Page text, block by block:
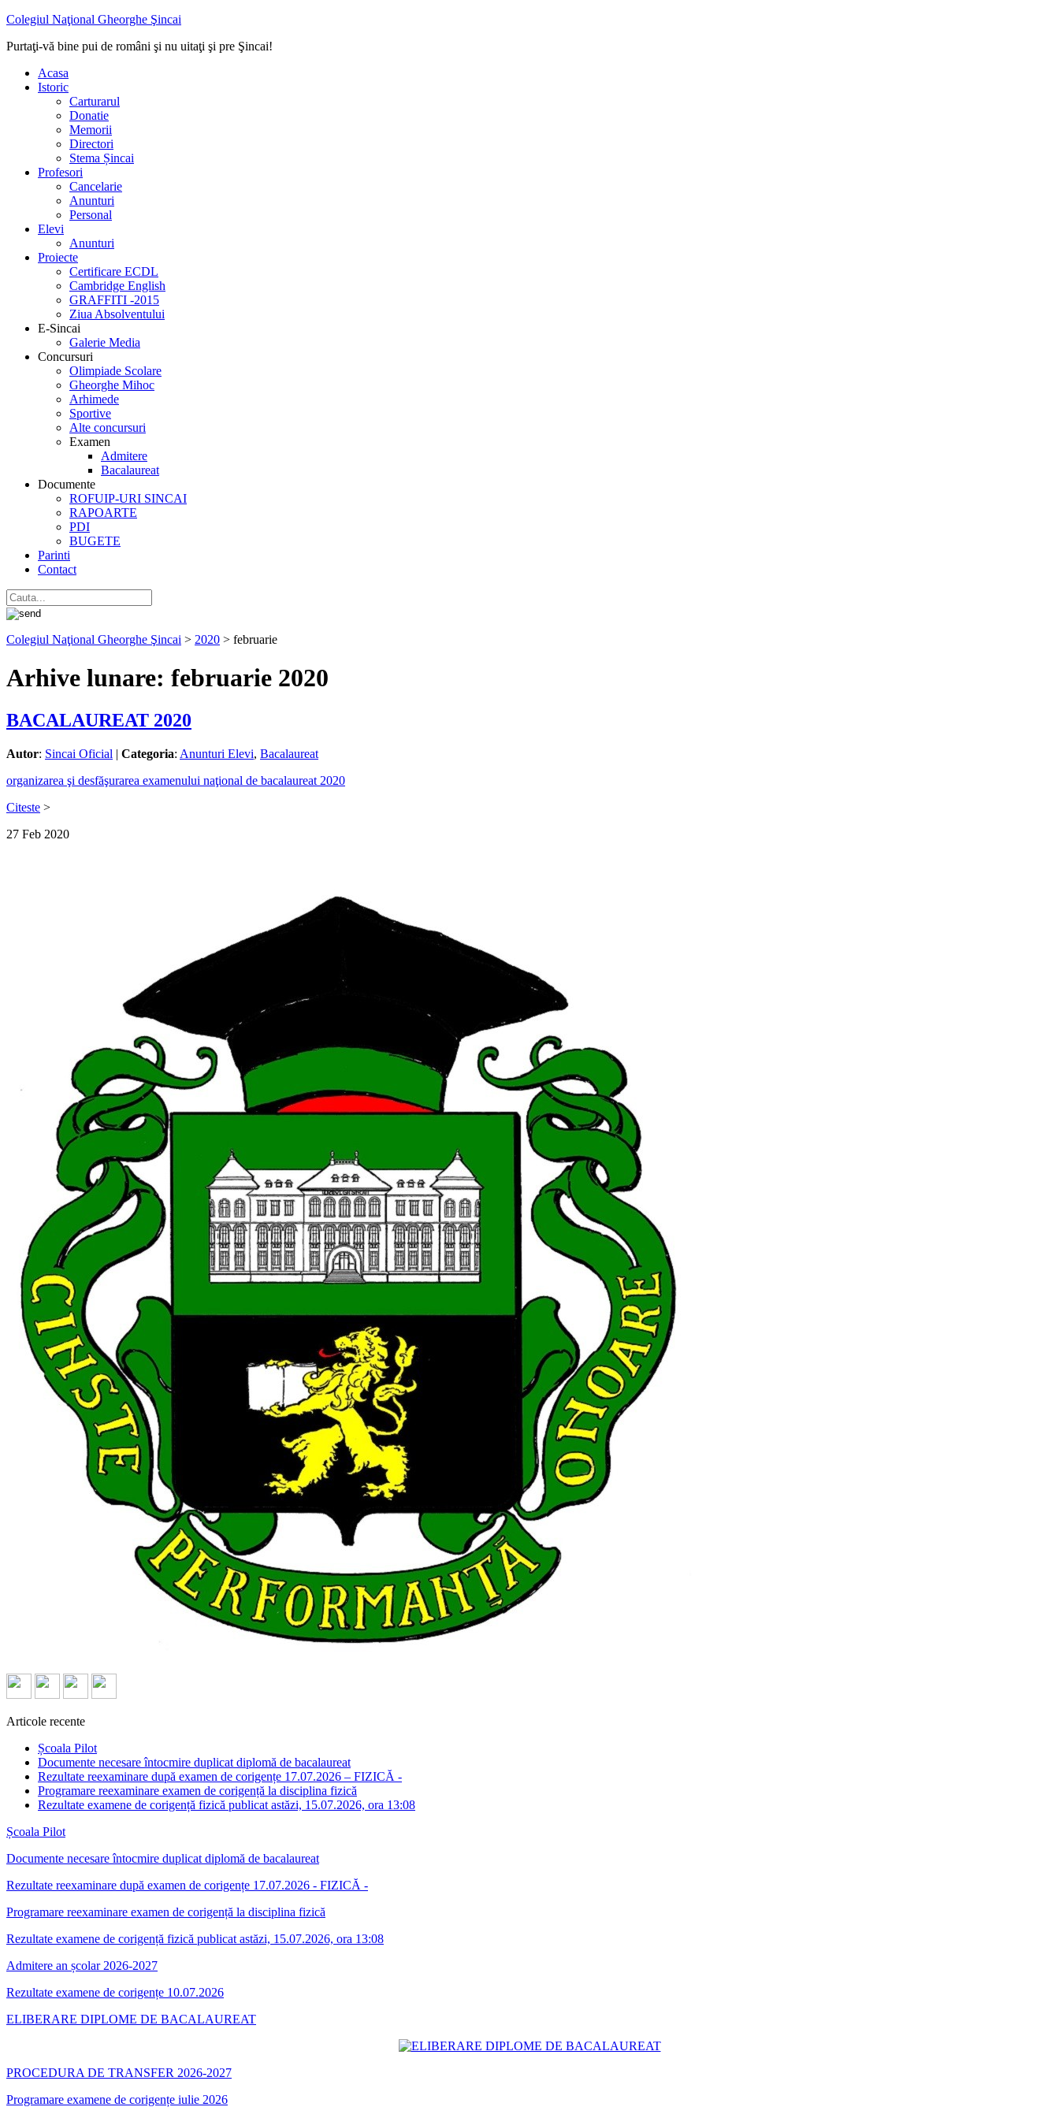
Colegiul Naţional Gheorghe Şincai
Purtaţi-vă bine pui de români şi nu uitaţi şi pre Şincai!
Acasa
Istoric
Carturarul
Donatie
Memorii
Directori
Stema Șincai
Profesori
Cancelarie
Anunturi
Personal
Elevi
Anunturi
Proiecte
Certificare ECDL
Cambridge English
GRAFFITI -2015
Ziua Absolventului
E-Sincai
Galerie Media
Concursuri
Olimpiade Scolare
Gheorghe Mihoc
Arhimede
Sportive
Alte concursuri
Examen
Admitere
Bacalaureat
Documente
ROFUIP-URI SINCAI
RAPOARTE
PDI
BUGETE
Parinti
Contact
Colegiul Naţional Gheorghe Şincai > 2020 > februarie
Arhive lunare: februarie 2020
BACALAUREAT 2020
Autor: Sincai Oficial | Categoria: Anunturi Elevi, Bacalaureat
organizarea şi desfăşurarea examenului naţional de bacalaureat 2020
Citeste >
27 Feb 2020
Articole recente
Școala Pilot
Documente necesare întocmire duplicat diplomă de bacalaureat
Rezultate reexaminare după examen de corigențe 17.07.2026 – FIZICĂ -
Programare reexaminare examen de corigență la disciplina fizică
Rezultate examene de corigență fizică publicat astăzi, 15.07.2026, ora 13:08
Școala Pilot
Documente necesare întocmire duplicat diplomă de bacalaureat
Rezultate reexaminare după examen de corigențe 17.07.2026 - FIZICĂ -
Programare reexaminare examen de corigență la disciplina fizică
Rezultate examene de corigență fizică publicat astăzi, 15.07.2026, ora 13:08
Admitere an școlar 2026-2027
Rezultate examene de corigențe 10.07.2026
ELIBERARE DIPLOME DE BACALAUREAT
PROCEDURA DE TRANSFER 2026-2027
Programare examene de corigențe iulie 2026